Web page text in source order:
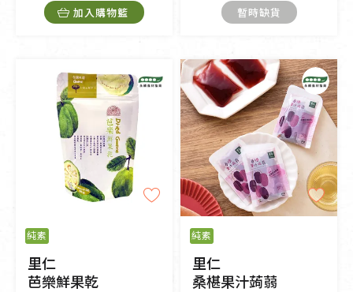
加入購物籃 暫時缺貨
純素
里仁
芭樂鮮果乾
純素
里仁
桑椹果汁蒟蒻